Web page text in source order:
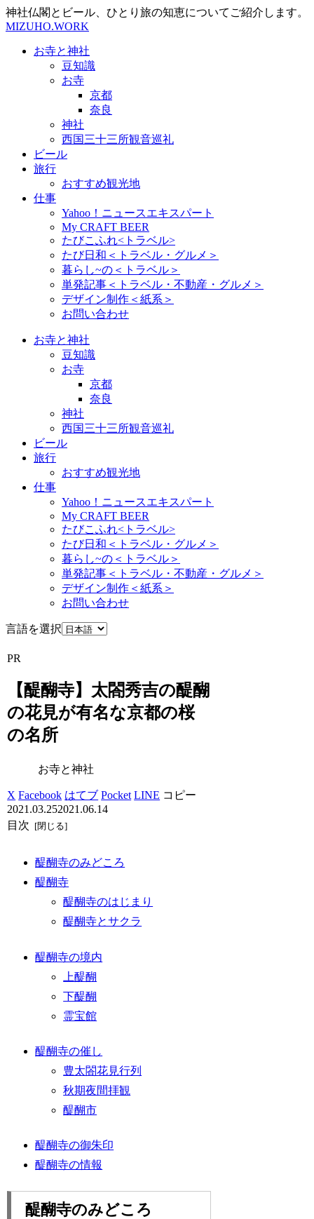
神社仏閣とビール、ひとり旅の知恵についてご紹介します。
MIZUHO.WORK
お寺と神社
豆知識
お寺
京都
奈良
神社
西国三十三所観音巡礼
ビール
旅行
おすすめ観光地
仕事
Yahoo！ニュースエキスパート
My CRAFT BEER
たびこふれ<トラベル>
たび日和＜トラベル・グルメ＞
暮らし~の＜トラベル＞
単発記事＜トラベル・不動産・グルメ＞
デザイン制作＜紙系＞
お問い合わせ
お寺と神社
豆知識
お寺
京都
奈良
神社
西国三十三所観音巡礼
ビール
旅行
おすすめ観光地
仕事
Yahoo！ニュースエキスパート
My CRAFT BEER
たびこふれ<トラベル>
たび日和＜トラベル・グルメ＞
暮らし~の＜トラベル＞
単発記事＜トラベル・不動産・グルメ＞
デザイン制作＜紙系＞
お問い合わせ
言語を選択
PR
【醍醐寺】太閤秀吉の醍醐
の花見が有名な京都の桜
の名所
お寺と神社
X Facebook はてブ Pocket LINE コピー
2021.03.252021.06.14
目次
醍醐寺のみどころ
醍醐寺
醍醐寺のはじまり
醍醐寺とサクラ
醍醐寺の境内
上醍醐
下醍醐
霊宝館
醍醐寺の催し
豊太閤花見行列
秋期夜間拝観
醍醐市
醍醐寺の御朱印
醍醐寺の情報
醍醐寺のみどころ